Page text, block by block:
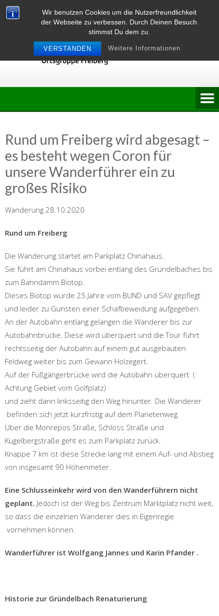
Wir benutzen Cookies um die Nutzerfreundlichkeit
der Webseite zu verbessen. Durch Deinen Besuch
stimmst Du dem zu.
VERSTANDEN Weitere Informationen
Skip
to
Rund um Freiberg wird abgesagt –
es besteht wegen Coron für
unsere Wanderführer ein zu
großes Risiko
Wanderung 28.10.2020
Rund um Freiberg
Die Wanderung startet am Parkplatz Chinahaus.
Sie führt am Chinahaus vorbei entlang des Gründelbaches bis
zum Bahndamm Biotop.
Dieses Biotop wurde 25 Jahre vom BUND und SAV gepflegt
und leider zu Gunsten einer Schafbeweidung aufgegeben.
An der Autobahn entlang gelangen die Wanderer bis zur
Autobahnbrücke. Diese wird überquert und die Tour führt
rechtsseitig der Autobahn auf einem gut ausgebauten
Feldweg weiter bis zum Gewann Holzegert.
Auf der Fußgängerbrücke wird die Autobahn überquert (
Achtung Gebiet vom Golfplatz)
und zieht dann linksseitig den Weg hinunter. Die Wanderer
befinden sich jetzt kurzfristig auf dem Planetenweg.
Über die Monrepos Straße, Schloss Straße und
Kugelbergstraße geht es zum Parkplatz zurück.
Knappe 7 km ist diese Strecke lang mit einem Auf- und Abstieg
von insgesamt 90 Höhenmeter.
Eine Schlusseinkehr wird von den Wanderführern nicht
geplant. Jedoch ist der Weg bis Zentrum Marktplatz nicht weit,
so dass die einzelnen Wanderer dies in Eigenregie
vornehmen können.
Wanderführer ist Wolfgang Jannes und Karin Pfander .
Historie zur Gründelbach Renaturierung